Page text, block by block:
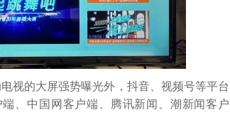
视的大屏强势曝光外，抖音、视频号等平台
、中国网客户端、腾讯新闻、潮新闻客户